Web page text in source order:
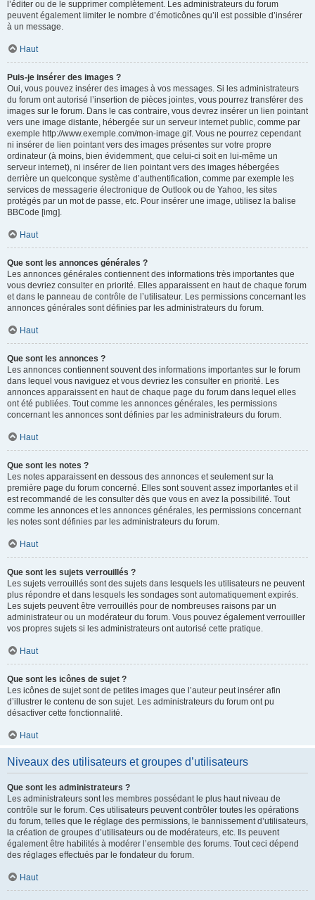
l’éditer ou de le supprimer complètement. Les administrateurs du forum
peuvent également limiter le nombre d’émoticônes qu’il est possible d’insérer
à un message.
Haut
Puis-je insérer des images ?
Oui, vous pouvez insérer des images à vos messages. Si les administrateurs
du forum ont autorisé l’insertion de pièces jointes, vous pourrez transférer des
images sur le forum. Dans le cas contraire, vous devrez insérer un lien pointant
vers une image distante, hébergée sur un serveur internet public, comme par
exemple http://www.exemple.com/mon-image.gif. Vous ne pourrez cependant
ni insérer de lien pointant vers des images présentes sur votre propre
ordinateur (à moins, bien évidemment, que celui-ci soit en lui-même un
serveur internet), ni insérer de lien pointant vers des images hébergées
derrière un quelconque système d’authentification, comme par exemple les
services de messagerie électronique de Outlook ou de Yahoo, les sites
protégés par un mot de passe, etc. Pour insérer une image, utilisez la balise
BBCode [img].
Haut
Que sont les annonces générales ?
Les annonces générales contiennent des informations très importantes que
vous devriez consulter en priorité. Elles apparaissent en haut de chaque forum
et dans le panneau de contrôle de l’utilisateur. Les permissions concernant les
annonces générales sont définies par les administrateurs du forum.
Haut
Que sont les annonces ?
Les annonces contiennent souvent des informations importantes sur le forum
dans lequel vous naviguez et vous devriez les consulter en priorité. Les
annonces apparaissent en haut de chaque page du forum dans lequel elles
ont été publiées. Tout comme les annonces générales, les permissions
concernant les annonces sont définies par les administrateurs du forum.
Haut
Que sont les notes ?
Les notes apparaissent en dessous des annonces et seulement sur la
première page du forum concerné. Elles sont souvent assez importantes et il
est recommandé de les consulter dès que vous en avez la possibilité. Tout
comme les annonces et les annonces générales, les permissions concernant
les notes sont définies par les administrateurs du forum.
Haut
Que sont les sujets verrouillés ?
Les sujets verrouillés sont des sujets dans lesquels les utilisateurs ne peuvent
plus répondre et dans lesquels les sondages sont automatiquement expirés.
Les sujets peuvent être verrouillés pour de nombreuses raisons par un
administrateur ou un modérateur du forum. Vous pouvez également verrouiller
vos propres sujets si les administrateurs ont autorisé cette pratique.
Haut
Que sont les icônes de sujet ?
Les icônes de sujet sont de petites images que l’auteur peut insérer afin
d’illustrer le contenu de son sujet. Les administrateurs du forum ont pu
désactiver cette fonctionnalité.
Haut
Niveaux des utilisateurs et groupes d’utilisateurs
Que sont les administrateurs ?
Les administrateurs sont les membres possédant le plus haut niveau de
contrôle sur le forum. Ces utilisateurs peuvent contrôler toutes les opérations
du forum, telles que le réglage des permissions, le bannissement d’utilisateurs,
la création de groupes d’utilisateurs ou de modérateurs, etc. Ils peuvent
également être habilités à modérer l’ensemble des forums. Tout ceci dépend
des réglages effectués par le fondateur du forum.
Haut